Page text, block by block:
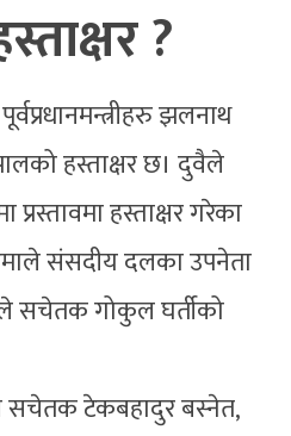
?
झलनाथ
हस्ताक्षर छ। दुवैले
हस्ताक्षर गरेका
संसदीय दलका उपनेता
सचेतक गोकुल घर्तीको
सचेतक टेकबहादुर बस्नेत,